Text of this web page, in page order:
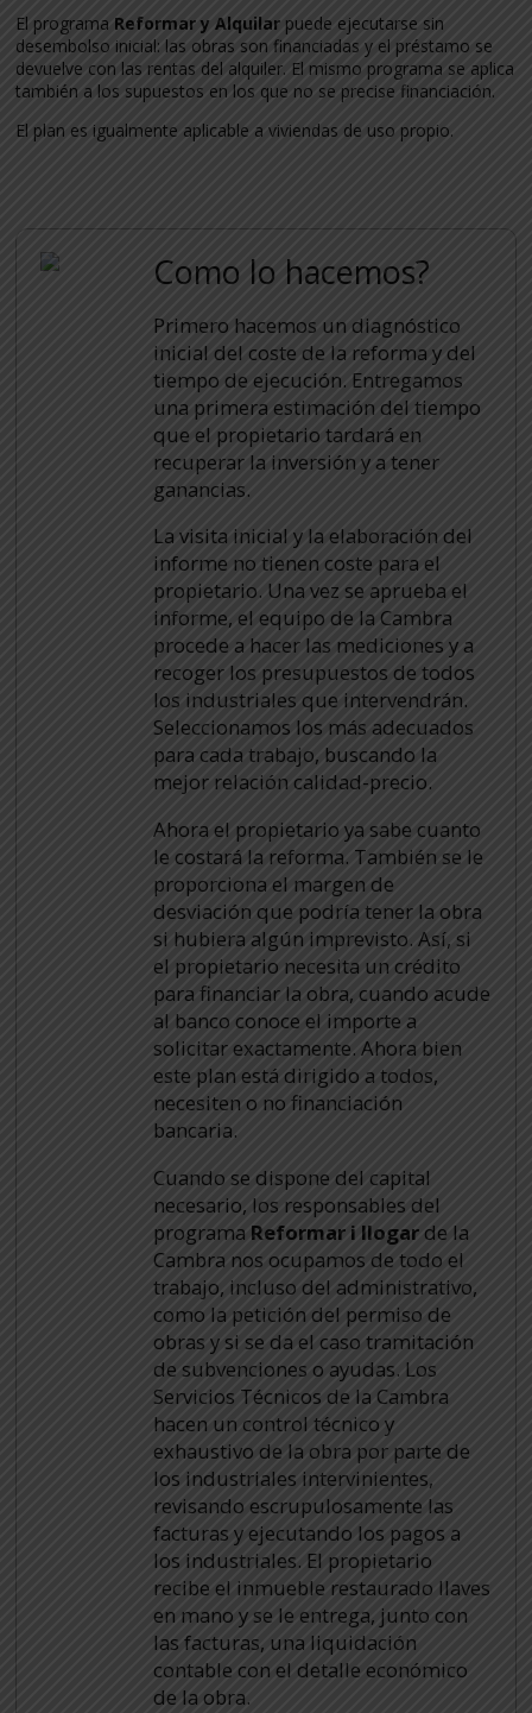
El programa Reformar y Alquilar puede ejecutarse sin
desembolso inicial: las obras son financiadas y el préstamo se
devuelve con las rentas del alquiler. El mismo programa se aplica
también a los supuestos en los que no se precise financiación.
El plan es igualmente aplicable a viviendas de uso propio.
Como lo hacemos?
Primero hacemos un diagnóstico
inicial del coste de la reforma y del
tiempo de ejecución. Entregamos
una primera estimación del tiempo
que el propietario tardará en
recuperar la inversión y a tener
ganancias.
La visita inicial y la elaboración del
informe no tienen coste para el
propietario. Una vez se aprueba el
informe, el equipo de la Cambra
procede a hacer las mediciones y a
recoger los presupuestos de todos
los industriales que intervendrán.
Seleccionamos los más adecuados
para cada trabajo, buscando la
mejor relación calidad-precio.
Ahora el propietario ya sabe cuanto
le costará la reforma. También se le
proporciona el margen de
desviación que podría tener la obra
si hubiera algún imprevisto. Así, si
el propietario necesita un crédito
para financiar la obra, cuando acude
al banco conoce el importe a
solicitar exactamente. Ahora bien
este plan está dirigido a todos,
necesiten o no financiación
bancaria.
Cuando se dispone del capital
necesario, los responsables del
programa Reformar i llogarde la
Cambra nos ocupamos de todo el
trabajo, incluso del administrativo,
como la petición del permiso de
obras y si se da el caso tramitación
de subvenciones o ayudas. Los
Servicios Técnicos de la Cambra
hacen un control técnico y
exhaustivo de la obra por parte de
los industriales intervinientes,
revisando escrupulosamente las
facturas y ejecutando los pagos a
los industriales. El propietario
recibe el inmueble restaurado llaves
en mano y se le entrega, junto con
las facturas, una liquidación
contable con el detalle económico
de la obra.